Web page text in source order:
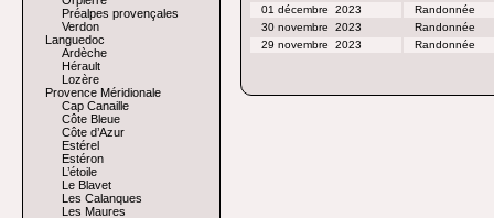
01 décembre
2023
Randonnée
30 novembre
2023
Randonnée
29 novembre
2023 Randonnée
Préalpes provençales
Verdon
Languedoc
Ardèche
Hérault
Lozère
Provence Méridionale
Cap Canaille
Côte Bleue
Côte d’Azur
Estérel
Estéron
L’étoile
Le Blavet
Les Calanques
Les Maures